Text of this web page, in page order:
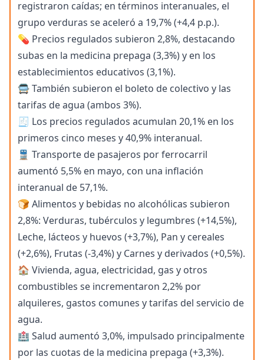
registraron caídas; en términos interanuales, el
grupo verduras se aceleró a 19,7% (+4,4 p.p.).
💊 Precios regulados subieron 2,8%, destacando
subas en la medicina prepaga (3,3%) y en los
establecimientos educativos (3,1%).
🚍 También subieron el boleto de colectivo y las
tarifas de agua (ambos 3%).
🧾 Los precios regulados acumulan 20,1% en los
primeros cinco meses y 40,9% interanual.
🚆 Transporte de pasajeros por ferrocarril
aumentó 5,5% en mayo, con una inflación
interanual de 57,1%.
🍞 Alimentos y bebidas no alcohólicas subieron
2,8%: Verduras, tubérculos y legumbres (+14,5%),
Leche, lácteos y huevos (+3,7%), Pan y cereales
(+2,6%), Frutas (-3,4%) y Carnes y derivados (+0,5%).
🏠 Vivienda, agua, electricidad, gas y otros
combustibles se incrementaron 2,2% por
alquileres, gastos comunes y tarifas del servicio de
agua.
🏥 Salud aumentó 3,0%, impulsado principalmente
por las cuotas de la medicina prepaga (+3,3%).